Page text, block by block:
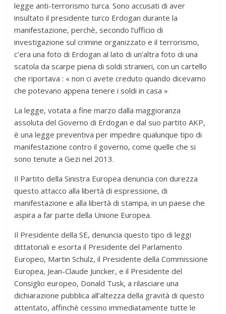
legge anti-terrorismo turca. Sono accusati di aver
insultato il presidente turco Erdogan durante la
manifestazione, perchè, secondo l’ufficio di
investigazione sul crimine organizzato e il terrorismo,
c’era una foto di Erdogan al lato di un’altra foto di una
scatola da scarpe piena di soldi stranieri, con un cartello
che riportava : « non ci avete creduto quando dicevamo
che potevano appena tenere i soldi in casa »
La legge, votata a fine marzo dalla maggioranza
assoluta del Governo di Erdogan e dal suo partito AKP,
è una legge preventiva per impedire qualunque tipo di
manifestazione contro il governo, come quelle che si
sono tenute a Gezi nel 2013.
Il Partito della Sinistra Europea denuncia con durezza
questo attacco alla libertà di espressione, di
manifestazione e alla libertà di stampa, in un paese che
aspira a far parte della Unione Europea.
Il Presidente della SE, denuncia questo tipo di leggi
dittatoriali e esorta il Presidente del Parlamento
Europeo, Martin Schulz, il Presidente della Commissione
Europea, Jean-Claude Juncker, e il Presidente del
Consiglio europeo, Donald Tusk, a rilasciare una
dichiarazione pubblica all’altezza della gravità di questo
attentato, affinchè cessino immediatamente tutte le